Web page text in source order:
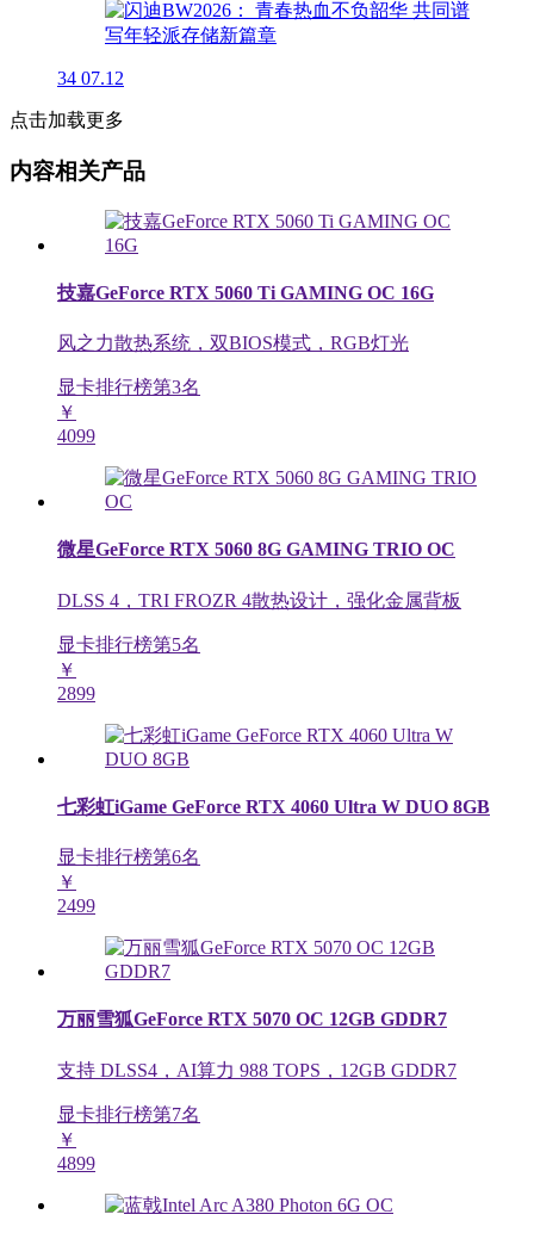
34 07.12
点击加载更多
内容相关产品
技嘉GeForce RTX 5060 Ti GAMING OC 16G
风之力散热系统，双BIOS模式，RGB灯光
显卡排行榜第3名
￥
4099
微星GeForce RTX 5060 8G GAMING TRIO OC
DLSS 4，TRI FROZR 4散热设计，强化金属背板
显卡排行榜第5名
￥
2899
七彩虹iGame GeForce RTX 4060 Ultra W DUO 8GB
显卡排行榜第6名
￥
2499
万丽雪狐GeForce RTX 5070 OC 12GB GDDR7
支持 DLSS4，AI算力 988 TOPS，12GB GDDR7
显卡排行榜第7名
￥
4899